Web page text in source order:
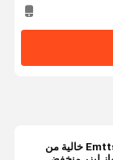
650 نانومتر آلة العلاج المغناطيسي Emtts خالية من